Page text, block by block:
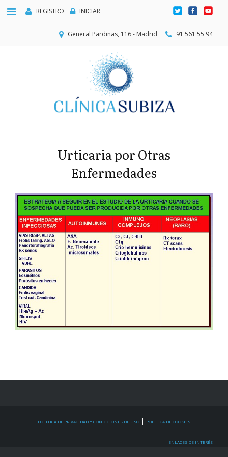
REGISTRO INICIAR
General Pardiñas, 116 - Madrid 91 561 55 94
Urticaria por Otras
Enfermedades
POLÍTICA DE PRIVACIDAD Y CONDICIONES DE USO | POLÍTICA DE COOKIES
ENLACES DE INTERÉS